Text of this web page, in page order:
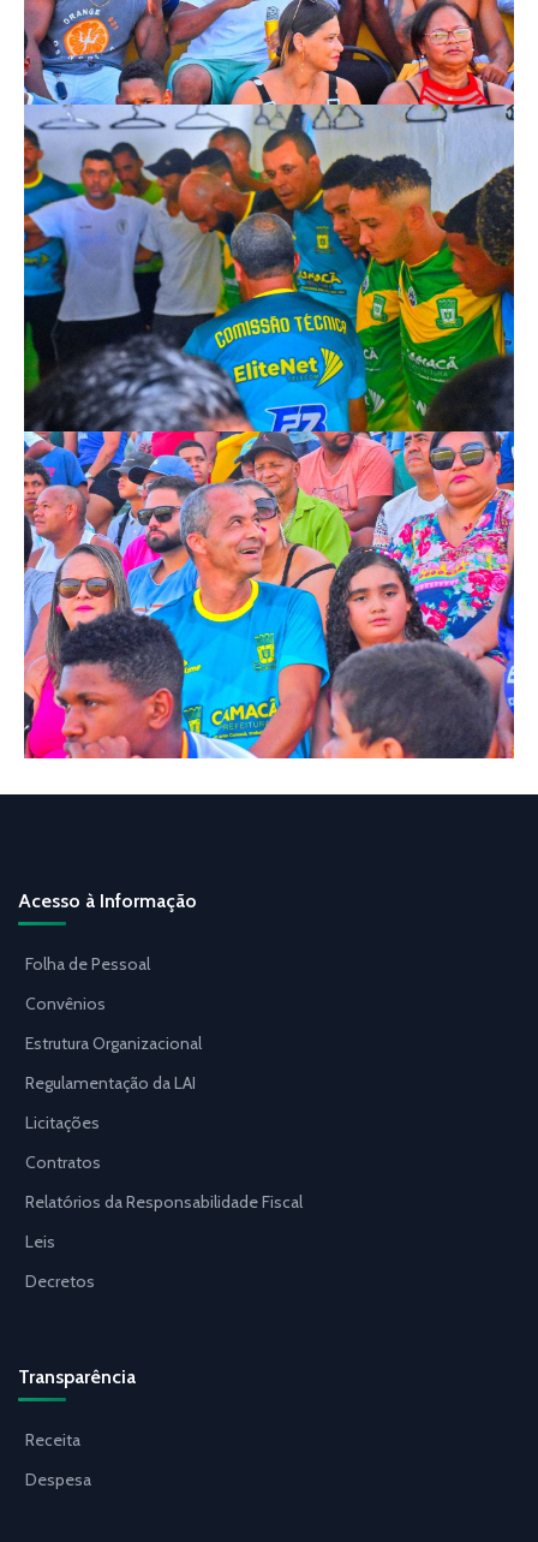
Acesso à Informação
Folha de Pessoal
Convênios
Estrutura Organizacional
Regulamentação da LAI
Licitações
Contratos
Relatórios da Responsabilidade Fiscal
Leis
Decretos
Transparência
Receita
Despesa